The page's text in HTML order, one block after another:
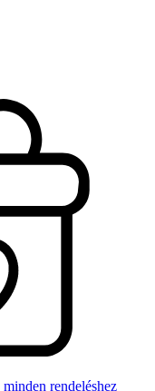
minden rendeléshez